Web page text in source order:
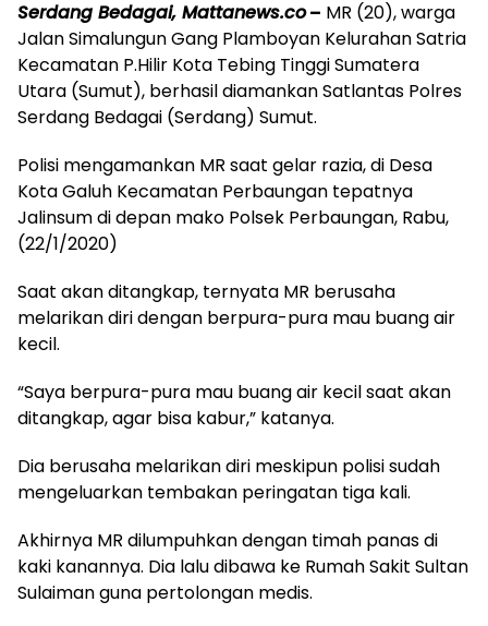
Serdang Bedagai, Mattanews.co– MR (20), warga
Jalan Simalungun Gang Plamboyan Kelurahan Satria
Kecamatan P.Hilir Kota Tebing Tinggi Sumatera
Utara (Sumut), berhasil diamankan Satlantas Polres
Serdang Bedagai (Serdang) Sumut.
Polisi mengamankan MR saat gelar razia, di Desa
Kota Galuh Kecamatan Perbaungan tepatnya
Jalinsum di depan mako Polsek Perbaungan, Rabu,
(22/1/2020)
Saat akan ditangkap, ternyata MR berusaha
melarikan diri dengan berpura-pura mau buang air
kecil.
“Saya berpura-pura mau buang air kecil saat akan
ditangkap, agar bisa kabur,” katanya.
Dia berusaha melarikan diri meskipun polisi sudah
mengeluarkan tembakan peringatan tiga kali.
Akhirnya MR dilumpuhkan dengan timah panas di
kaki kanannya. Dia lalu dibawa ke Rumah Sakit Sultan
Sulaiman guna pertolongan medis.